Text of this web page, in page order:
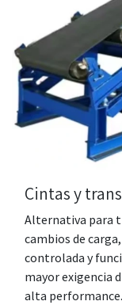
Cintas y
Alternativa para
cambios de
controlada y
mayor exigencia
alta performance.